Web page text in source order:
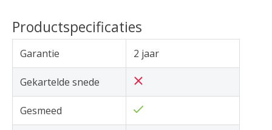
Productspecificaties
Garantie 2 jaar
Gekartelde snede
Gesmeed